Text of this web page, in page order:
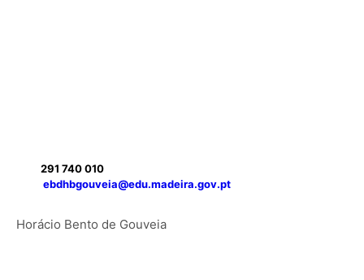
291 740 010
ebdhbgouveia@edu.madeira.gov.pt
Horácio Bento de Gouveia